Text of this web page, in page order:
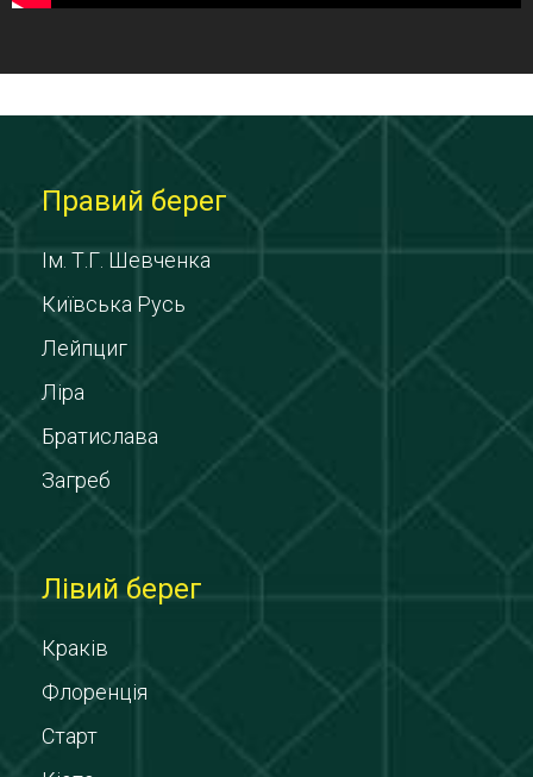
Правий берег
Ім. Т.Г. Шевченка
Київська Русь
Лейпциг
Ліра
Братислава
Загреб
Лівий берег
Краків
Флоренція
Старт